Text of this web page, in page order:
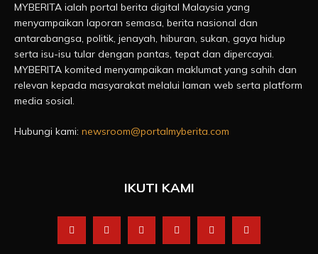
MYBERITA ialah portal berita digital Malaysia yang
menyampaikan laporan semasa, berita nasional dan
antarabangsa, politik, jenayah, hiburan, sukan, gaya hidup
serta isu-isu tular dengan pantas, tepat dan dipercayai.
MYBERITA komited menyampaikan maklumat yang sahih dan
relevan kepada masyarakat melalui laman web serta platform
media sosial.
Hubungi kami: newsroom@portalmyberita.com
IKUTI KAMI